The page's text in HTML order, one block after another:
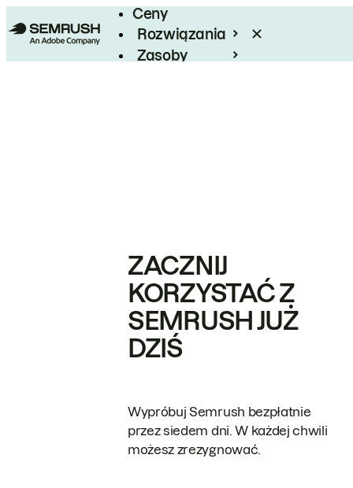
Ceny
Rozwiązania
Zasoby
ZACZNIJ
KORZYSTAĆ Z
SEMRUSH JUŻ
DZIŚ
Wypróbuj Semrush bezpłatnie
przez siedem dni. W każdej chwili
możesz zrezygnować.